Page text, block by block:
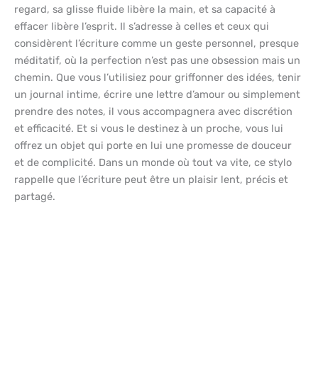
regard, sa glisse fluide libère la main, et sa capacité à
effacer libère l’esprit. Il s’adresse à celles et ceux qui
considèrent l’écriture comme un geste personnel, presque
méditatif, où la perfection n’est pas une obsession mais un
chemin. Que vous l’utilisiez pour griffonner des idées, tenir
un journal intime, écrire une lettre d’amour ou simplement
prendre des notes, il vous accompagnera avec discrétion
et efficacité. Et si vous le destinez à un proche, vous lui
offrez un objet qui porte en lui une promesse de douceur
et de complicité. Dans un monde où tout va vite, ce stylo
rappelle que l’écriture peut être un plaisir lent, précis et
partagé.